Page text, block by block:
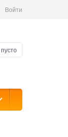
Войти
пусто